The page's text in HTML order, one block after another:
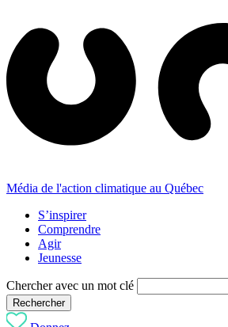
Média de l'action climatique au Québec
S’inspirer
Comprendre
Agir
Jeunesse
Chercher avec un mot clé
Rechercher